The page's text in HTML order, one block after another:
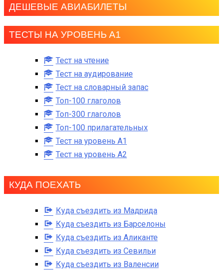
ДЕШЕВЫЕ АВИАБИЛЕТЫ
ТЕСТЫ НА УРОВЕНЬ А1
Тест на чтение
Тест на аудирование
Тест на словарный запас
Топ-100 глаголов
Топ-300 глаголов
Топ-100 прилагательных
Тест на уровень A1
Тест на уровень A2
КУДА ПОЕХАТЬ
Куда съездить из Мадрида
Куда съездить из Барселоны
Куда съездить из Аликанте
Куда съездить из Севильи
Куда съездить из Валенсии